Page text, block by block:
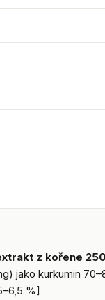
z kořene
jako kurkumin
%]